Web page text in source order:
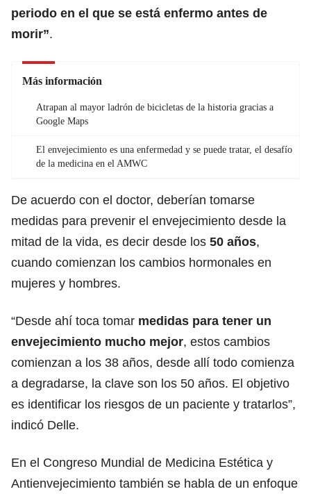
periodo en el que se está enfermo antes de
morir”.
Más información
Atrapan al mayor ladrón de bicicletas de la historia gracias a
Google Maps
El envejecimiento es una enfermedad y se puede tratar, el desafío
de la medicina en el AMWC
De acuerdo con el doctor, deberían tomarse
medidas para prevenir el envejecimiento desde la
mitad de la vida, es decir desde los 50 años,
cuando comienzan los cambios hormonales en
mujeres y hombres.
“Desde ahí toca tomar medidas para tener un
envejecimiento mucho mejor, estos cambios
comienzan a los 38 años, desde allí todo comienza
a degradarse, la clave son los 50 años. El objetivo
es identificar los riesgos de un paciente y tratarlos”,
indicó Delle.
En el Congreso Mundial de Medicina Estética y
Antienvejecimiento también se habla de un enfoque